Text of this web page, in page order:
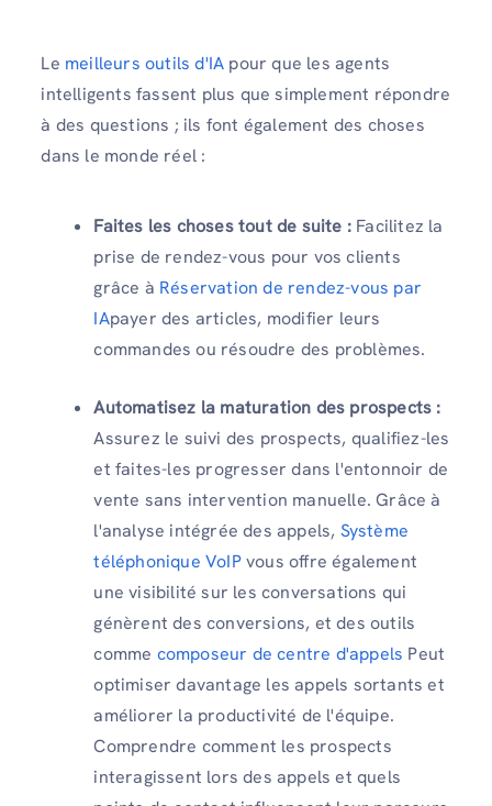
Le meilleurs outils d'IA pour que les agents
intelligents fassent plus que simplement répondre
à des questions ; ils font également des choses
dans le monde réel :
Faites les choses tout de suite : Facilitez la
prise de rendez-vous pour vos clients
grâce à Réservation de rendez-vous par
IApayer des articles, modifier leurs
commandes ou résoudre des problèmes.
Automatisez la maturation des prospects :
Assurez le suivi des prospects, qualifiez-les
et faites-les progresser dans l'entonnoir de
vente sans intervention manuelle. Grâce à
l'analyse intégrée des appels, Système
téléphonique VoIPvous offre également
une visibilité sur les conversations qui
génèrent des conversions, et des outils
comme composeur de centre d'appels Peut
optimiser davantage les appels sortants et
améliorer la productivité de l'équipe.
Comprendre comment les prospects
interagissent lors des appels et quels